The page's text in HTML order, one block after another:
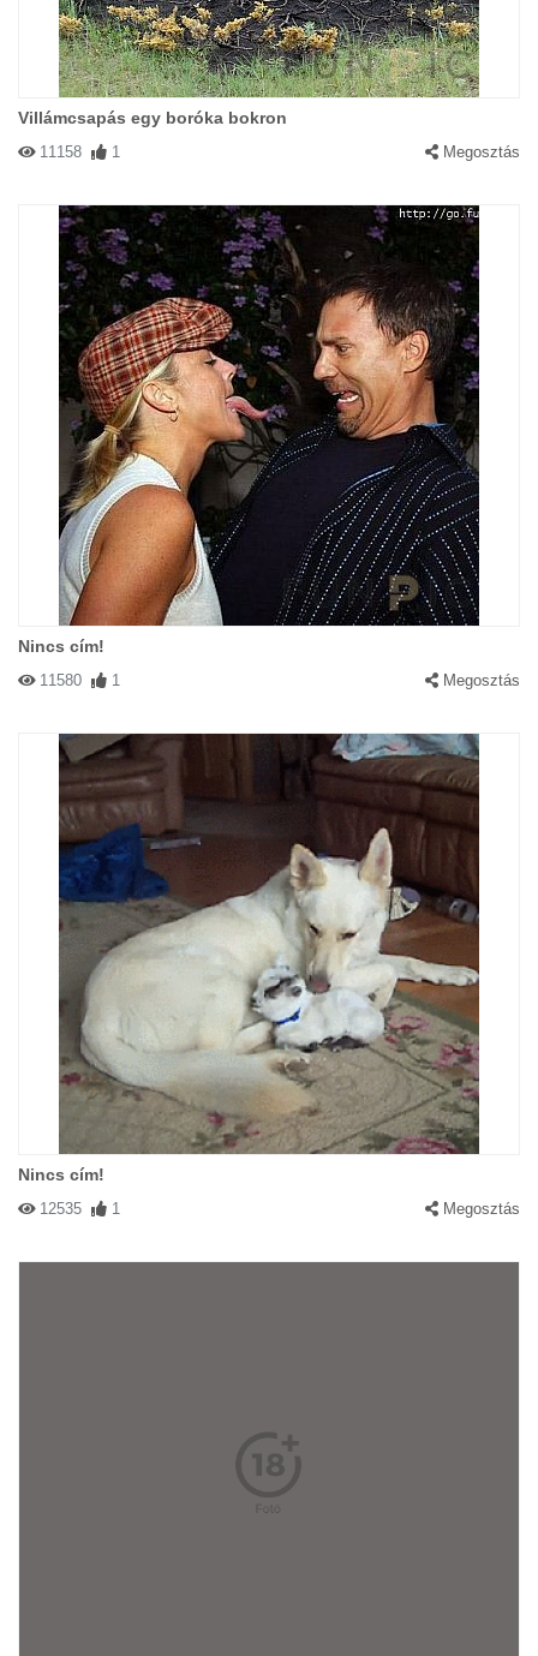
Villámcsapás egy boróka bokron
11158 1 Megosztás
Nincs cím!
11580 1 Megosztás
Nincs cím!
12535 1 Megosztás